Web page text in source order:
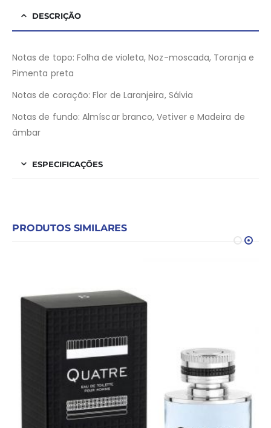
DESCRIÇÃO
Notas de topo: Folha de violeta, Noz-moscada, Toranja e
Pimenta preta
Notas de coração: Flor de Laranjeira, Sálvia
Notas de fundo: Almíscar branco, Vetiver e Madeira de
âmbar
ESPECIFICAÇÕES
PRODUTOS SIMILARES